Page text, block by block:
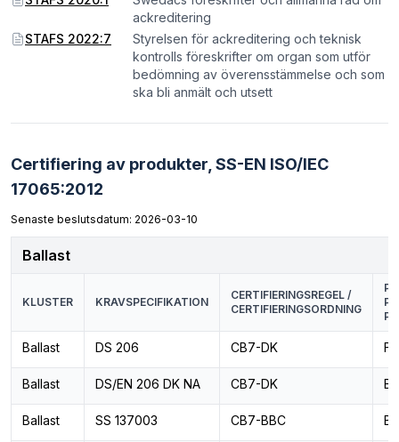
ackreditering
STAFS 2022:7
Styrelsen för ackreditering och teknisk
kontrolls föreskrifter om organ som utför
bedömning av överensstämmelse och som
ska bli anmält och utsett
Certifiering av produkter, SS-EN ISO/IEC
17065:2012
Senaste beslutsdatum: 2026-03-10
Ballast
KLUSTER KRAVSPECIFIKATION
CERTIFIERINGSREGEL /
CERTIFIERINGSORDNING
Ballast DS 206 CB7-DK
Ballast DS/EN 206 DK NA CB7-DK
Ballast SS 137003 CB7-BBC